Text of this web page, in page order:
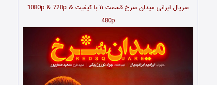
سریال ایرانی میدان سرخ قسمت ۱۱ با کیفیت 1080p & 720p &
480p